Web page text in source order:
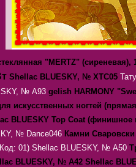
"MERTZ" (сиреневая),
Shellac BLUESKY, № ХТС05
№ А93 gelish HARMONY
искусственных ногтей
BLUESKY Top Coat
№ Dance046 Камни
01) Shellac BLUESKY, № А50
BLUESKY, № А42 Shellac